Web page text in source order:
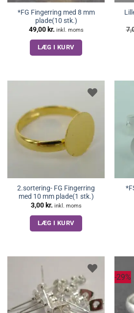
*FG Fingerring med 8 mm
plade(10 stk.)
49,00 kr. inkl. moms
LÆG I KURV
2.sortering- FG Fingerring
med 10 mm plade(1 stk.)
3,00 kr. inkl. moms
LÆG I KURV
-29%